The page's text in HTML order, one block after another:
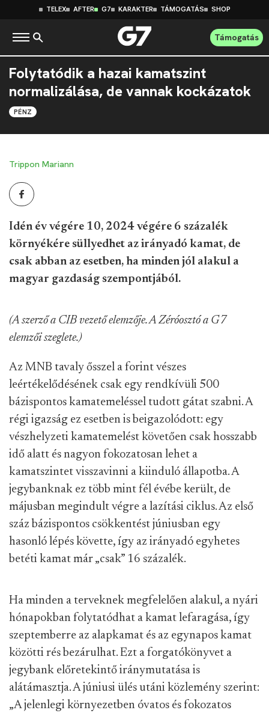
TELEX AFTER G7 KARAKTER TÁMOGATÁS SHOP
Támogatás
Folytatódik a hazai kamatszint
normalizálása, de vannak kockázatok
PÉNZ
Trippon Mariann
Idén év végére 10, 2024 végére 6 százalék
környékére süllyedhet az irányadó kamat, de
csak abban az esetben, ha minden jól alakul a
magyar gazdaság szempontjából.
(A szerző a CIB vezető elemzője. A Zéróosztó a G7
elemzői szeglete.)
Az MNB tavaly ősszel a forint vészes
leértékelődésének csak egy rendkívüli 500
bázispontos kamatemeléssel tudott gátat szabni. A
régi igazság ez esetben is beigazolódott: egy
vészhelyzeti kamatemelést követően csak hosszabb
idő alatt és nagyon fokozatosan lehet a
kamatszintet visszavinni a kiinduló állapotba. A
jegybanknak ez több mint fél évébe került, de
májusban megindult végre a lazítási ciklus. Az első
száz bázispontos csökkentést júniusban egy
hasonló lépés követte, így az irányadó egyhetes
betéti kamat már „csak” 16 százalék.
Ha minden a terveknek megfelelően alakul, a nyári
hónapokban folytatódhat a kamat lefaragása, így
szeptemberre az alapkamat és az egynapos kamat
közötti rés bezárulhat. Ezt a forgatókönyvet a
jegybank előretekintő iránymutatása is
alátámasztja. A júniusi ülés utáni közlemény szerint:
„A jelenlegi környezetben óvatos és fokozatos